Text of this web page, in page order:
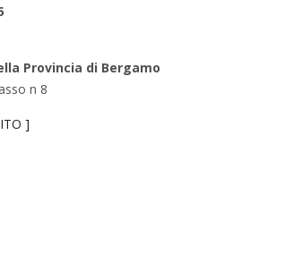
Provincia di Bergamo
n 8
]